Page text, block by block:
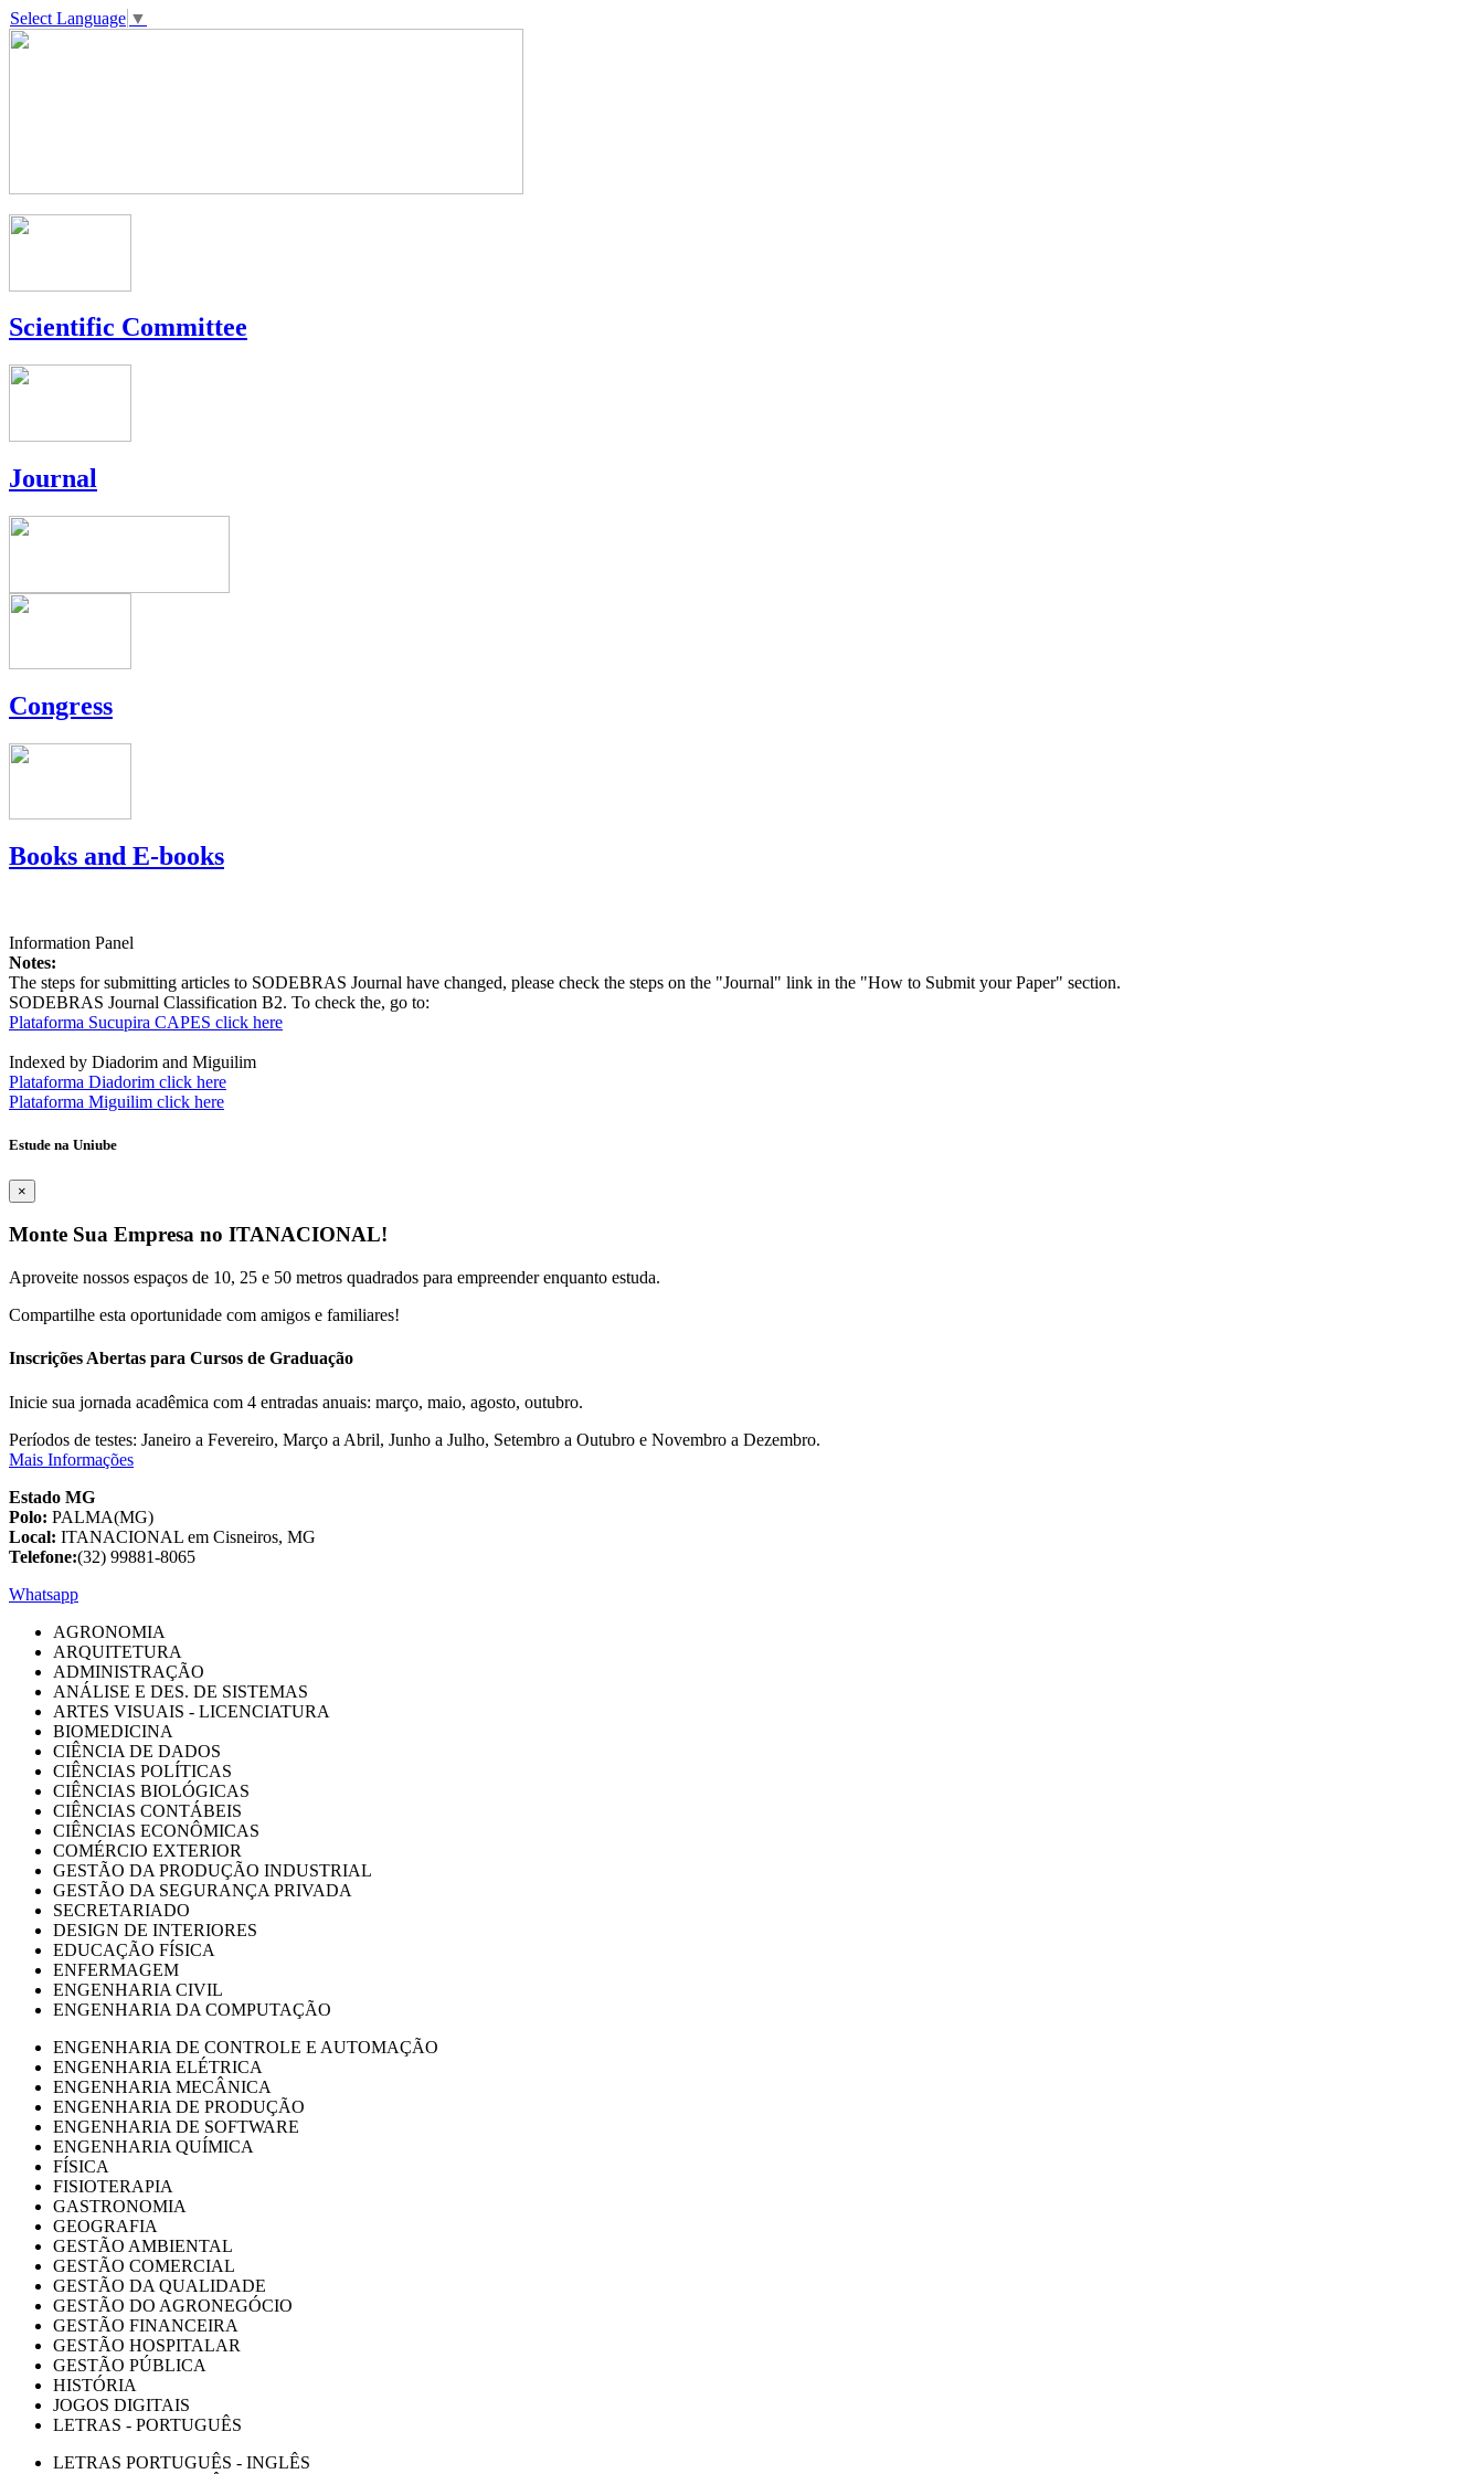
Select Language ▼
Scientific Committee
Journal
Congress
Books and E-books
Information Panel
Notes:
The steps for submitting articles to SODEBRAS Journal have changed, please check the steps on the "Journal" link in the "How to Submit your Paper" section.
SODEBRAS Journal Classification B2. To check the, go to:
Plataforma Sucupira CAPES click here
Indexed by Diadorim and Miguilim
Plataforma Diadorim click here
Plataforma Miguilim click here
Estude na Uniube
×
Monte Sua Empresa no ITANACIONAL!
Aproveite nossos espaços de 10, 25 e 50 metros quadrados para empreender enquanto estuda.
Compartilhe esta oportunidade com amigos e familiares!
Inscrições Abertas para Cursos de Graduação
Inicie sua jornada acadêmica com 4 entradas anuais: março, maio, agosto, outubro.
Períodos de testes: Janeiro a Fevereiro, Março a Abril, Junho a Julho, Setembro a Outubro e Novembro a Dezembro.
Mais Informações
Estado MG
Polo: PALMA(MG)
Local: ITANACIONAL em Cisneiros, MG
Telefone:(32) 99881-8065
Whatsapp
AGRONOMIA
ARQUITETURA
ADMINISTRAÇÃO
ANÁLISE E DES. DE SISTEMAS
ARTES VISUAIS - LICENCIATURA
BIOMEDICINA
CIÊNCIA DE DADOS
CIÊNCIAS POLÍTICAS
CIÊNCIAS BIOLÓGICAS
CIÊNCIAS CONTÁBEIS
CIÊNCIAS ECONÔMICAS
COMÉRCIO EXTERIOR
GESTÃO DA PRODUÇÃO INDUSTRIAL
GESTÃO DA SEGURANÇA PRIVADA
SECRETARIADO
DESIGN DE INTERIORES
EDUCAÇÃO FÍSICA
ENFERMAGEM
ENGENHARIA CIVIL
ENGENHARIA DA COMPUTAÇÃO
ENGENHARIA DE CONTROLE E AUTOMAÇÃO
ENGENHARIA ELÉTRICA
ENGENHARIA MECÂNICA
ENGENHARIA DE PRODUÇÃO
ENGENHARIA DE SOFTWARE
ENGENHARIA QUÍMICA
FÍSICA
FISIOTERAPIA
GASTRONOMIA
GEOGRAFIA
GESTÃO AMBIENTAL
GESTÃO COMERCIAL
GESTÃO DA QUALIDADE
GESTÃO DO AGRONEGÓCIO
GESTÃO FINANCEIRA
GESTÃO HOSPITALAR
GESTÃO PÚBLICA
HISTÓRIA
JOGOS DIGITAIS
LETRAS - PORTUGUÊS
LETRAS PORTUGUÊS - INGLÊS